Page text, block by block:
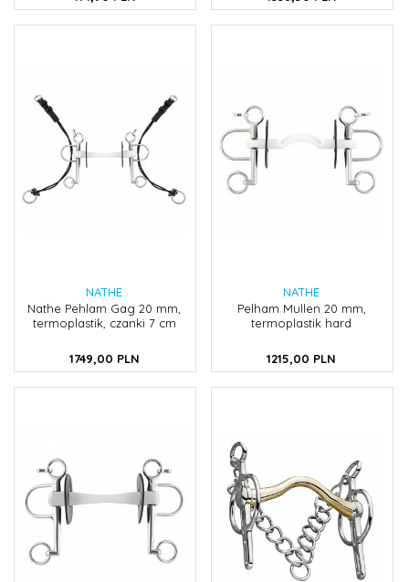
NATHE
Nathe Pehlam Gag 20 mm,
termoplastik, czanki 7 cm
1749,00 PLN
NATHE
Pelham Mullen 20 mm,
termoplastik hard
1215,00 PLN